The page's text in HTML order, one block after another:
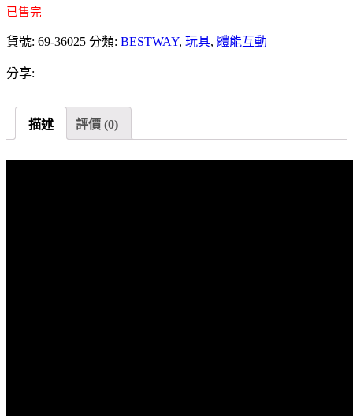
已售完
貨號: 69-36025 分類: BESTWAY, 玩具, 體能互動
分享:
描述 評價 (0)